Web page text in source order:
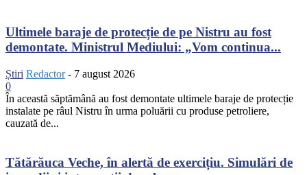
Ultimele baraje de protecție de pe Nistru au fost
demontate. Ministrul Mediului: „Vom continua...
Știri Redactor - 7 august 2026
0
În această săptămână au fost demontate ultimele baraje de protecție
instalate pe râul Nistru în urma poluării cu produse petroliere,
cauzată de...
Tătărăuca Veche, în alertă de exercițiu. Simulări de